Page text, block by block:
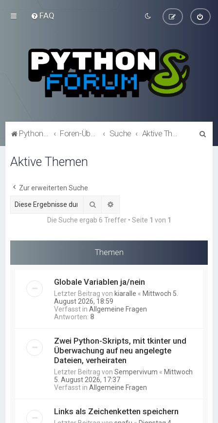
FAQ
Python-Forum.de Suche
Aktive Themen
Zur erweiterten Suche
Suche
Die Suche ergab 6 Treffer • Seite 1 von 1
Themen
Globale Variablen ja/nein
Letzter Beitrag von kiaralle « Mittwoch 5.
August 2026, 18:59
Verfasst inAllgemeine Fragen
Antworten: 8
Zwei Python-Skripts, mit tkinter und
Überwachung auf neu angelegte
Dateien, verheiraten
Letzter Beitrag vonSempervivum « Mittwoch
5. August 2026, 17:37
Verfasst inAllgemeine Fragen
Links als Zeichenketten speichern